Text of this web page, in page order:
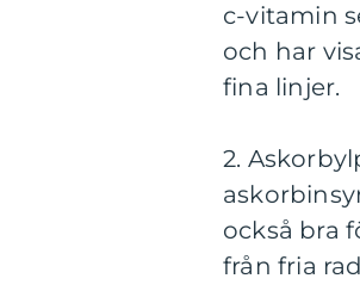
c-vitamin
och har
fina linjer.
2.
också bra
från fria